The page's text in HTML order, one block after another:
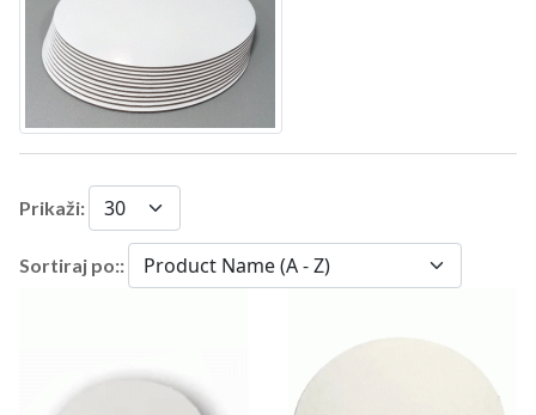
Prikaži:
Sortiraj po::